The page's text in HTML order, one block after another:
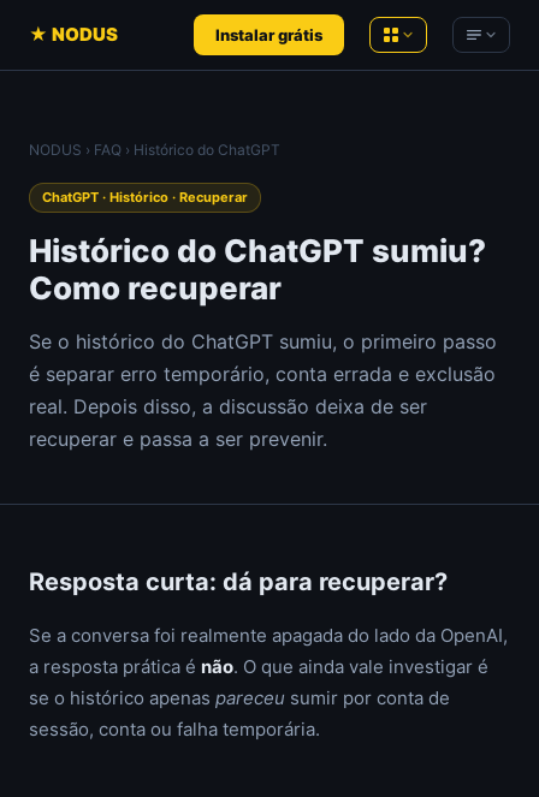
★ NODUS Instalar grátis
Conversas de IA em conhecimento
estruturado
Ranking de vídeos do YouTube, ao vivo
HN Radar
PH Radar
Product Hunt, com histórico
Workspace
Notas, documentos e arquivos no
Product Hunt
Hacker News
YouTube— Análises ao vivo
Comunidades
NODUS › FAQ › Histórico do ChatGPT
ChatGPT · Histórico · Recuperar
Histórico do ChatGPT sumiu?
Como recuperar
Se o histórico do ChatGPT sumiu, o primeiro passo
é separar erro temporário, conta errada e exclusão
real. Depois disso, a discussão deixa de ser
recuperar e passa a ser prevenir.
Resposta curta: dá para recuperar?
Se a conversa foi realmente apagada do lado da OpenAI,
a resposta prática é não. O que ainda vale investigar é
se o histórico apenas pareceu sumir por conta de
sessão, conta ou falha temporária.